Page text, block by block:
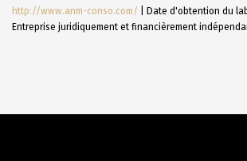
http://www.anm-conso.com/ | Date d'obtention du
Entreprise juridiquement et financièrement